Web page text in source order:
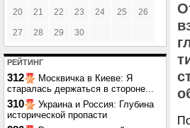
20 21 22 23 24 25 26
27 28 29 30
РЕЙТИНГ
312
Москвичка в Киеве: Я
старалась держаться в стороне...
310
Украина и Россия: Глубина
исторической пропасти